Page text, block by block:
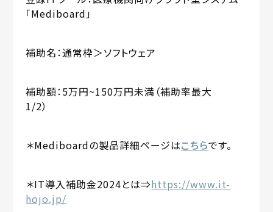
「Mediboard」
補助名：通常枠＞ソフトウェア
補助額：5万円~150万円未満（補助率最大
1/2）
＊Mediboardの製品詳細ページはこちらです。
＊IT導入補助金2024とは⇒https://www.it-
hojo.jp/